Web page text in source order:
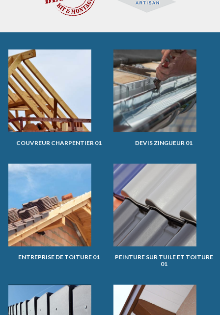
COUVREUR CHARPENTIER 01 DEVIS ZINGUEUR 01
ENTREPRISE DE TOITURE 01
PEINTURE SUR TUILE ET TOITURE
01